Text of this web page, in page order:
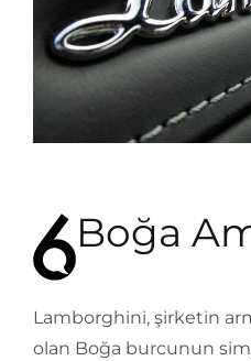
Boğa
Lamborghini, şirketin
olan Boğa burcunun